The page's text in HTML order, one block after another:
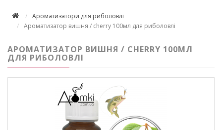
Ароматизатори для риболовлі
Ароматизатор вишня / cherry 100мл для риболовлі
АРОМАТИЗАТОР ВИШНЯ / CHERRY 100МЛ
ДЛЯ РИБОЛОВЛІ